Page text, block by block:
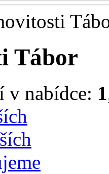
Tábor
v nabídce: 1